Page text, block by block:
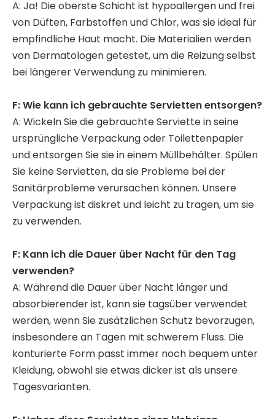
A: Ja! Die oberste Schicht ist hypoallergen und frei
von Düften, Farbstoffen und Chlor, was sie ideal für
empfindliche Haut macht. Die Materialien werden
von Dermatologen getestet, um die Reizung selbst
bei längerer Verwendung zu minimieren.
F: Wie kann ich gebrauchte Servietten entsorgen?
A: Wickeln Sie die gebrauchte Serviette in seine
ursprüngliche Verpackung oder Toilettenpapier
und entsorgen Sie sie in einem Müllbehälter. Spülen
Sie keine Servietten, da sie Probleme bei der
Sanitärprobleme verursachen können. Unsere
Verpackung ist diskret und leicht zu tragen, um sie
zu verwenden.
F: Kann ich die Dauer über Nacht für den Tag
verwenden?
A: Während die Dauer über Nacht länger und
absorbierender ist, kann sie tagsüber verwendet
werden, wenn Sie zusätzlichen Schutz bevorzugen,
insbesondere an Tagen mit schwerem Fluss. Die
konturierte Form passt immer noch bequem unter
Kleidung, obwohl sie etwas dicker ist als unsere
Tagesvarianten.